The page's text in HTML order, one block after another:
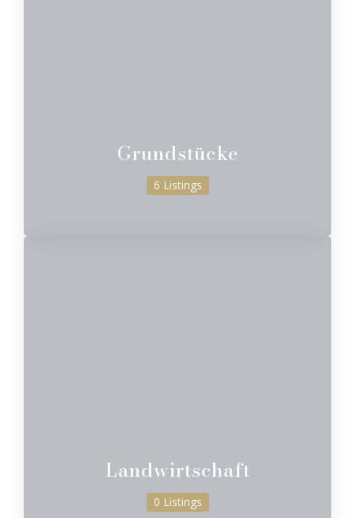
Grundstücke
6 Listings
Landwirtschaft
0 Listings